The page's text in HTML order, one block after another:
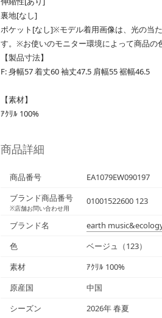
裏地[なし]
ポケット[なし]※モデル着用画像は、光の当
す。※お使いのモニター環境によって商品の
【製品寸法】
F: 身幅57 着丈60 袖丈47.5 肩幅55 裾幅46.5
【素材】
ｱｸﾘﾙ 100%
商品詳細
商品番号
EA1079EW090197
ブランド商品番号
※店舗お問い合わせ用
01001522600 123
ブランド名
earth
色
ベージュ（123）
素材
ｱｸﾘﾙ 100%
原産国
中国
シーズン
2026年 春夏